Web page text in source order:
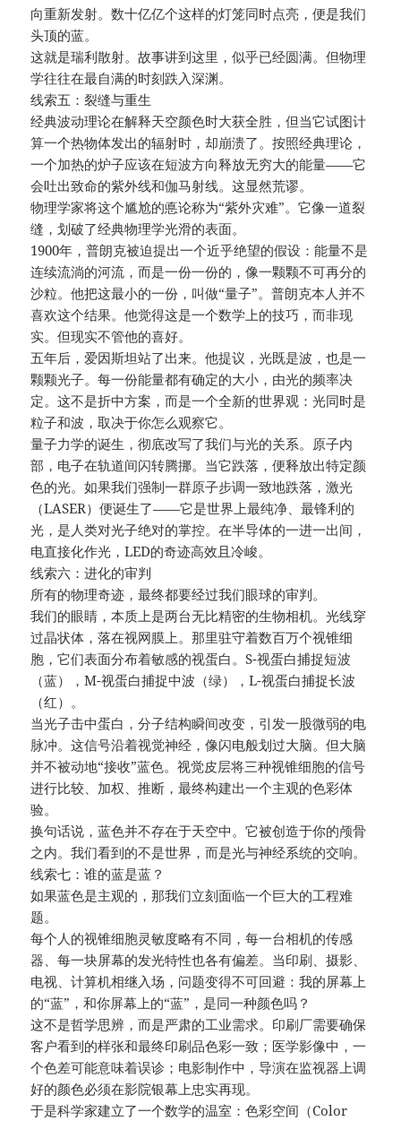
向重新发射。数十亿亿个这样的灯笼同时点亮，便是我们
头顶的蓝。
这就是瑞利散射。故事讲到这里，似乎已经圆满。但物理
学往往在最自满的时刻跌入深渊。
线索五：裂缝与重生
经典波动理论在解释天空颜色时大获全胜，但当它试图计
算一个热物体发出的辐射时，却崩溃了。按照经典理论，
一个加热的炉子应该在短波方向释放无穷大的能量——它
会吐出致命的紫外线和伽马射线。这显然荒谬。
物理学家将这个尴尬的悳论称为“紫外灾难”。它像一道裂
缝，划破了经典物理学光滑的表面。
1900年，普朗克被迫提出一个近乎绝望的假设：能量不是
连续流淌的河流，而是一份一份的，像一颗颗不可再分的
沙粒。他把这最小的一份，叫做“量子”。普朗克本人并不
喜欢这个结果。他觉得这是一个数学上的技巧，而非现
实。但现实不管他的喜好。
五年后，爱因斯坦站了出来。他提议，光既是波，也是一
颗颗光子。每一份能量都有确定的大小，由光的频率决
定。这不是折中方案，而是一个全新的世界观：光同时是
粒子和波，取决于你怎么观察它。
量子力学的诞生，彻底改写了我们与光的关系。原子内
部，电子在轨道间闪转腾挪。当它跌落，便释放出特定颜
色的光。如果我们强制一群原子步调一致地跌落，激光
（LASER）便诞生了——它是世界上最纯净、最锋利的
光，是人类对光子绝对的掌控。在半导体的一进一出间，
电直接化作光，LED的奇迹高效且冷峻。
线索六：进化的审判
所有的物理奇迹，最终都要经过我们眼球的审判。
我们的眼睛，本质上是两台无比精密的生物相机。光线穿
过晶状体，落在视网膜上。那里驻守着数百万个视锥细
胞，它们表面分布着敏感的视蛋白。S-视蛋白捕捉短波
（蓝），M-视蛋白捕捉中波（绿），L-视蛋白捕捉长波
（红）。
当光子击中蛋白，分子结构瞬间改变，引发一股微弱的电
脉冲。这信号沿着视觉神经，像闪电般划过大脑。但大脑
并不被动地“接收”蓝色。视觉皮层将三种视锥细胞的信号
进行比较、加权、推断，最终构建出一个主观的色彩体
验。
换句话说，蓝色并不存在于天空中。它被创造于你的颅骨
之内。我们看到的不是世界，而是光与神经系统的交响。
线索七：谁的蓝是蓝？
如果蓝色是主观的，那我们立刻面临一个巨大的工程难
题。
每个人的视锥细胞灵敏度略有不同，每一台相机的传感
器、每一块屏幕的发光特性也各有偏差。当印刷、摄影、
电视、计算机相继入场，问题变得不可回避：我的屏幕上
的“蓝”，和你屏幕上的“蓝”，是同一种颜色吗？
这不是哲学思辨，而是严肃的工业需求。印刷厂需要确保
客户看到的样张和最终印刷品色彩一致；医学影像中，一
个色差可能意味着误诊；电影制作中，导演在监视器上调
好的颜色必须在影院银幕上忠实再现。
于是科学家建立了一个数学的温室：色彩空间（Color